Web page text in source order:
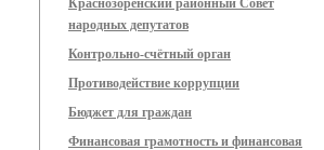
Краснозоренский районный Совет
народных депутатов
Контрольно-счётный орган
Противодействие коррупции
Бюджет для граждан
Финансовая грамотность и финансовая